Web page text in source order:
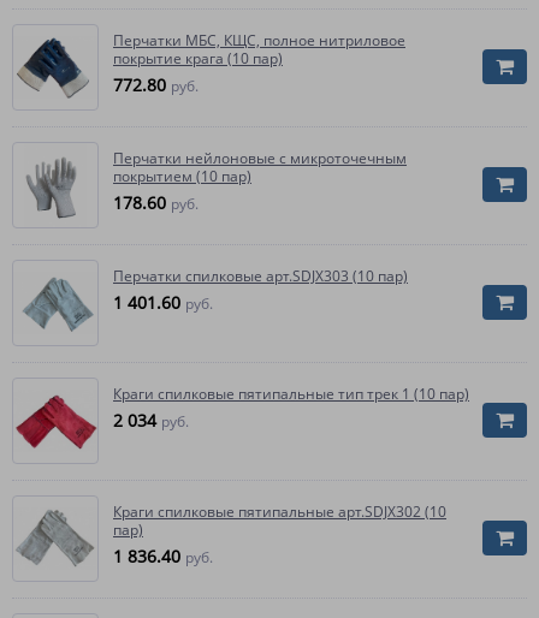
Перчатки МБС, КЩС, полное нитриловое
покрытие крага (10 пар)
772.80 руб.
Перчатки нейлоновые с микроточечным
покрытием (10 пар)
178.60 руб.
Перчатки спилковые арт.SDJX303 (10 пар)
1 401.60 руб.
Краги спилковые пятипальные тип трек 1 (10 пар)
2 034 руб.
Краги спилковые пятипальные арт.SDJX302 (10
пар)
1 836.40 руб.